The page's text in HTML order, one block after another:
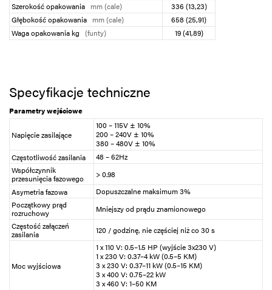
Szerokość opakowania mm (cale)
336 (13,23)
Głębokość opakowania mm (cale)
658 (25,91)
Waga opakowania kg (funty) 19 (41,89)
Specyfikacje techniczne
Parametry wejściowe
Napięcie zasilające
100 – 115V ± 10%
200 – 240V ± 10%
380 – 480V ± 10%
Częstotliwość zasilania
48 – 62Hz
Współczynnik
przesunięcia fazowego
> 0.98
Asymetria fazowa
Dopuszczalne maksimum 3%
Początkowy prąd
rozruchowy
Mniejszy od prądu znamionowego
Częstość załączeń
zasilania 120 / godzinę, nie częściej niż co 30 s
Moc wyjściowa
1 x 110 V: 0.5–1.5 HP (wyjście 3x230 V)
1 x 230 V: 0.37–4 kW (0.5–5 KM)
3 x 230 V: 0.37–11 kW (0.5–15 KM)
3 x 400 V: 0.75–22 kW
3 x 460 V: 1–50 KM